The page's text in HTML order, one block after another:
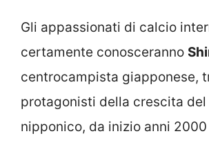
Gli appassionati di calcio
certamente conosceranno
centrocampista giapponese,
protagonisti della crescita
nipponico, da inizio anni